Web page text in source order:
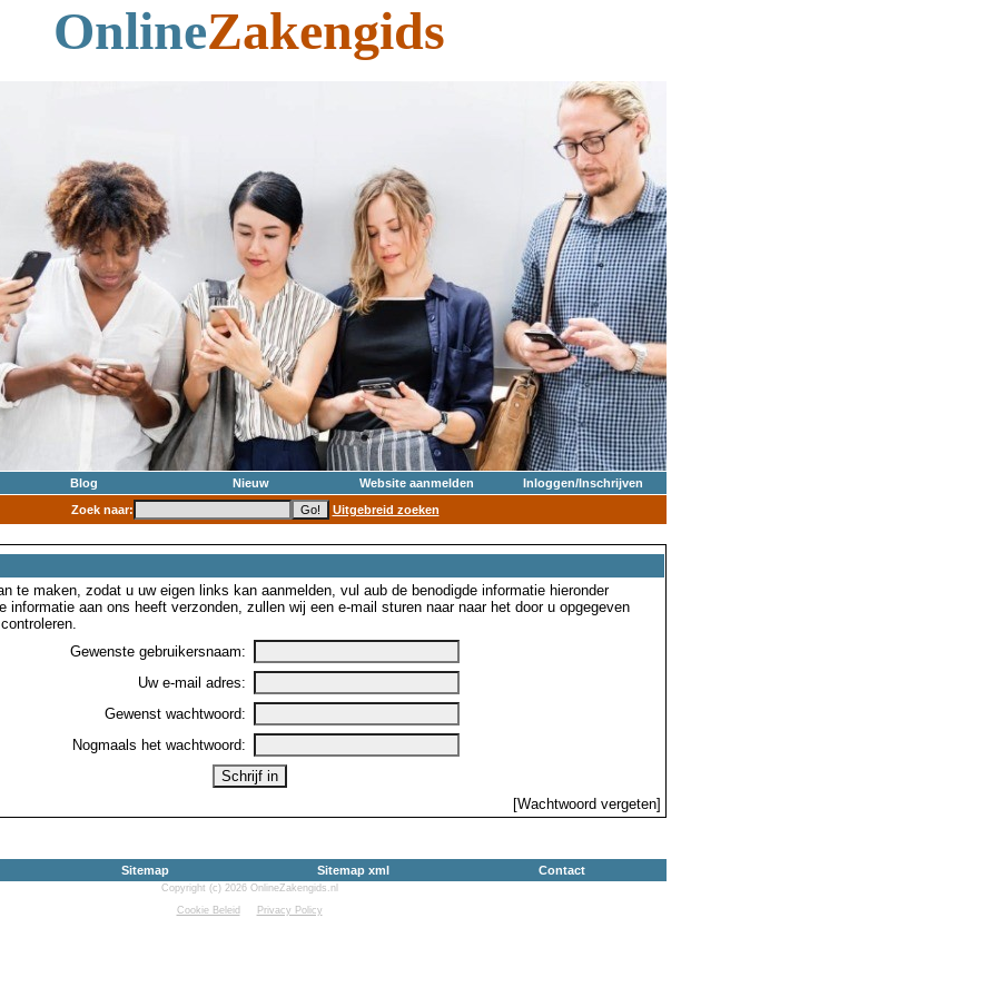
OnlineZakengids
Blog Nieuw Website aanmelden
Inloggen/Inschrijven
Zoek naar:
Uitgebreid zoeken
te maken, zodat u uw eigen links kan aanmelden, vul aub de benodigde informatie hieronder
informatie aan ons heeft verzonden, zullen wij een e-mail sturen naar naar het door u opgegeven
Gewenste gebruikersnaam:
Uw e-mail adres:
Gewenst wachtwoord:
Nogmaals het wachtwoord:
[Wachtwoord vergeten]
Sitemap Sitemap xml Contact
Copyright (c) 2026 OnlineZakengids.nl
Cookie Beleid
Privacy Policy